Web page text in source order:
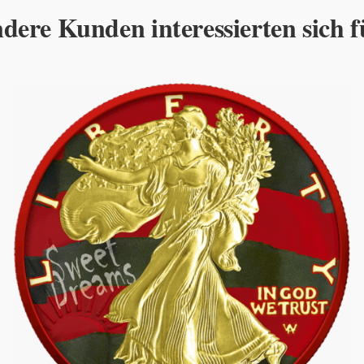
Kunden interessierten sich